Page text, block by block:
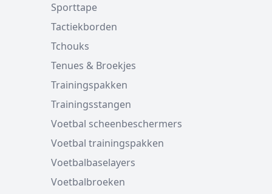
Sporttape
Tactiekborden
Tchouks
Tenues & Broekjes
Trainingspakken
Trainingsstangen
Voetbal scheenbeschermers
Voetbal trainingspakken
Voetbalbaselayers
Voetbalbroeken